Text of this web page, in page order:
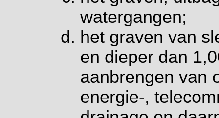
watergangen;
het graven van
en dieper dan
aanbrengen van
energie-,